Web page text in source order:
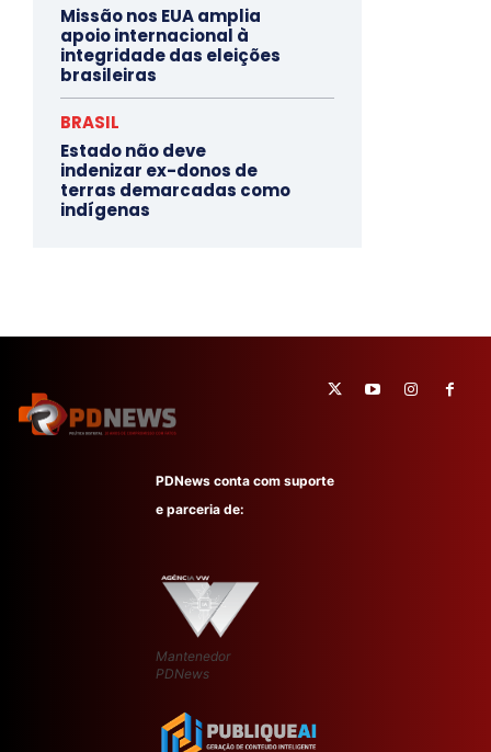
Missão nos EUA amplia
apoio internacional à
integridade das eleições
brasileiras
BRASIL
Estado não deve
indenizar ex-donos de
terras demarcadas como
indígenas
PDNews conta com suporte
e parceria de:
Mantenedor
PDNews